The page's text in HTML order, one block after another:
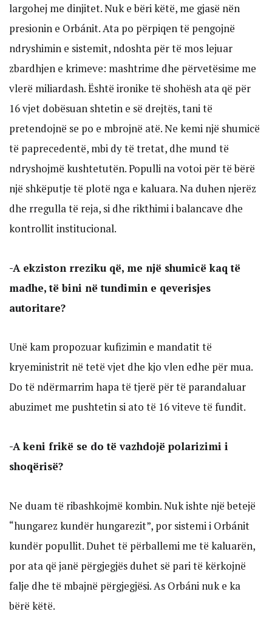
largohej me dinjitet. Nuk e bëri këtë, me gjasë nën
presionin e Orbánit. Ata po përpiqen të pengojnë
ndryshimin e sistemit, ndoshta për të mos lejuar
zbardhjen e krimeve: mashtrime dhe përvetësime me
vlerë miliardash. Është ironike të shohësh ata që për
16 vjet dobësuan shtetin e së drejtës, tani të
pretendojnë se po e mbrojnë atë. Ne kemi një shumicë
të paprecedentë, mbi dy të tretat, dhe mund të
ndryshojmë kushtetutën. Populli na votoi për të bërë
një shkëputje të plotë nga e kaluara. Na duhen njerëz
dhe rregulla të reja, si dhe rikthimi i balancave dhe
kontrollit institucional.
-A ekziston rreziku që, me një shumicë kaq të
madhe, të bini në tundimin e qeverisjes
autoritare?
Unë kam propozuar kufizimin e mandatit të
kryeministrit në tetë vjet dhe kjo vlen edhe për mua.
Do të ndërmarrim hapa të tjerë për të parandaluar
abuzimet me pushtetin si ato të 16 viteve të fundit.
-A keni frikë se do të vazhdojë polarizimi i
shoqërisë?
Ne duam të ribashkojmë kombin. Nuk ishte një betejë
“hungarez kundër hungarezit”, por sistemi i Orbánit
kundër popullit. Duhet të përballemi me të kaluarën,
por ata që janë përgjegjës duhet së pari të kërkojnë
falje dhe të mbajnë përgjegjësi. As Orbáni nuk e ka
bërë këtë.